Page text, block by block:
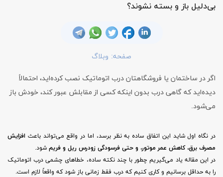
بی‌دلیل باز و بسته نشوند؟
صفحه: وبلاگ
اگر در ساختمان یا فروشگاهتان درب اتوماتیک نصب کرده‌اید، احتمالاً
دیده‌اید که گاهی درب بدون اینکه کسی از مقابلش عبور کند، خودش باز
می‌شود.
در نگاه اول شاید این اتفاق ساده به نظر برسد، اما در واقع می‌تواند باعث افزایش
مصرف برق، کاهش عمر موتور، و حتی فرسودگی زودرس ریل و فریم شود.
در این مقاله یاد می‌گیریم چطور با چند نکته ساده، خطاهای چشمی درب اتوماتیک
را به حداقل برسانیم و کاری کنیم که درب فقط زمانی باز شود که واقعاً لازم است.